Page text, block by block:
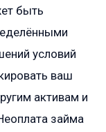
быть
условий
ваш
активам и
займа